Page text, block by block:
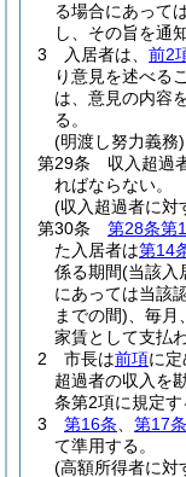
る場合にあって
し、その旨を通
3
入居者は、 前2
り意見を述べる
は、意見の内容
る。
(明渡し努力義務)
第29条
収入超過
ればならない。
(収入超過者に対
第30条
第28条第
た入居者は第14
係る期間(当該入
にあっては当該
までの間) 、毎月、
家賃として支払
2
市長は前項に
超過者の収入を
条第2項に規定す
3
第16条 第17条
て準用する。
(高額所得者に対